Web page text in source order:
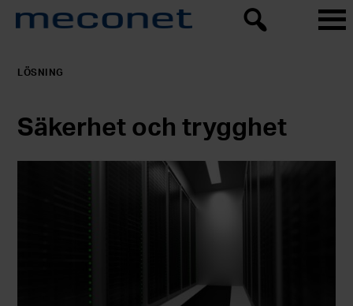
LÖSNING
Säkerhet och trygghet